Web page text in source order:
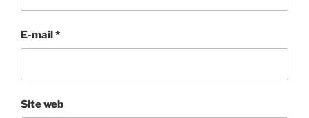
E-mail*
Site web